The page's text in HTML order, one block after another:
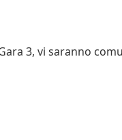
3, vi saranno